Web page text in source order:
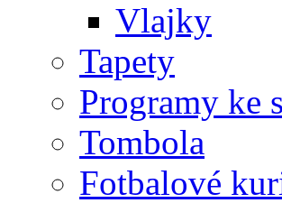
Vlajky
Tapety
Programy ke
Tombola
Fotbalové